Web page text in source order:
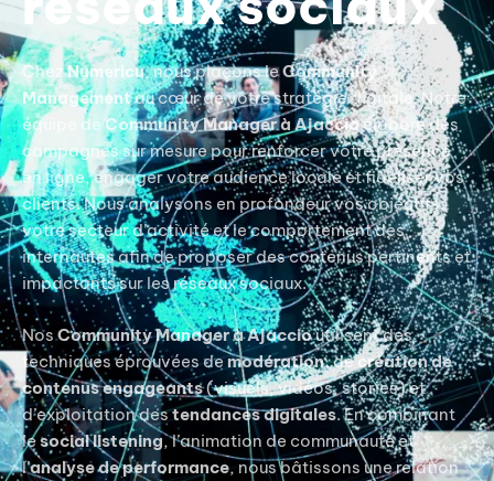
ChezNumericu, nous plaçons leCommunity
Managementau cœur de votre stratégie digitale. Notre
équipe deCommunity Manager à Ajaccioélabore des
campagnes sur mesure pour renforcer votre présence
en ligne, engager votre audience locale et fidéliser vos
clients. Nous analysons en profondeur vos objectifs,
votre secteur d’activité et le comportement des
internautes afin de proposer des contenus pertinents et
impactants sur les réseaux sociaux.
NosCommunity Manager à Ajaccioutilisent des
techniques éprouvées demodération, decréation de
contenus engageants(visuels, vidéos, stories) et
d’exploitation destendances digitales. En combinant
lesocial listening, l’animation de communauté et
l’analyse de performance, nous bâtissons une relation